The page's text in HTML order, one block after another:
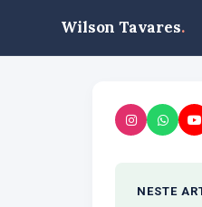
Wilson Tavares.
NESTE